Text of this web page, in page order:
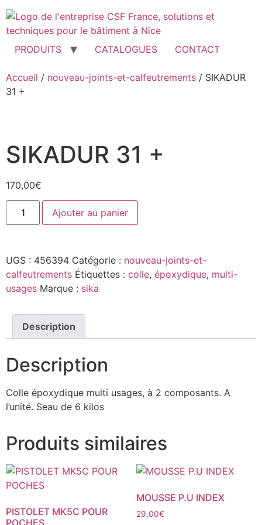
Aller
au
contenu
PRODUITS
CATALOGUES CONTACT
Accueil / nouveau-joints-et-calfeutrements / SIKADUR
31 +
SIKADUR 31 +
170,00€
quantité
SIKADUR
Ajouter au panier
UGS : 456394 Catégorie : nouveau-joints-et-
calfeutrements Étiquettes : colle, époxydique, multi-
usages Marque : sika
Description
Description
Colle époxydique multi usages, à 2 composants. A
l’unité. Seau de 6 kilos
Produits similaires
PISTOLET MK5C POUR
MOUSSE P.U INDEX
29,00€